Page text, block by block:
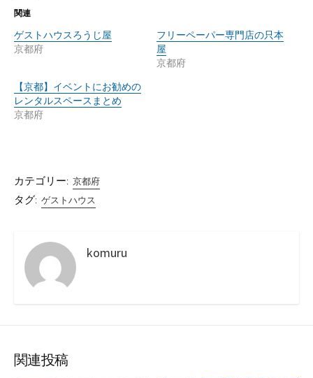
関連
ゲストハウスろうじ屋
京都府
フリーペーパー専門店の只本
屋
京都府
【京都】イベントにお勧めの
レンタルスペースまとめ
京都府
カテゴリー: 京都府
タグ: ゲストハウス
komuru
関連投稿